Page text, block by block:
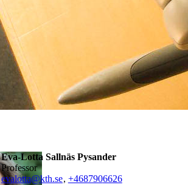
Eva-Lotta Sallnäs Pysander
professor
evalotta@kth.se, +4687906626